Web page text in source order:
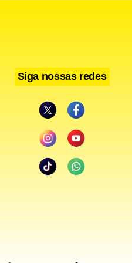
a ampliação do
com fibromialgia e
TDAH e TOC,
incluindo a
Siga nossas redes